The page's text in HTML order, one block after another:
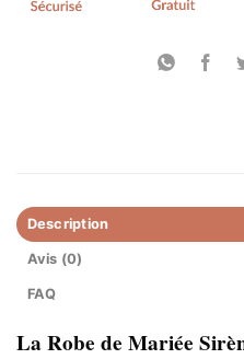
Description
Avis (0)
FAQ
La Robe de Mariée